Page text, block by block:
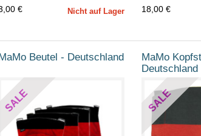
€ Nicht auf Lager 18,00 €
MaMo Beutel - Deutschland
SALE
MaMo Kopfstütze -
Deutschland
SALE